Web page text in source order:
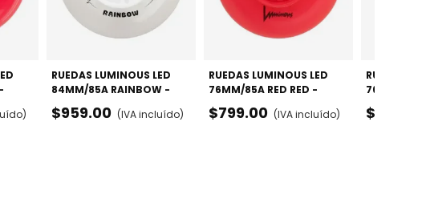
RUEDAS LUMINOUS LED
84MM/85A RAINBOW -
PACK X4
$959.00 (IVA incluído)
RUEDAS LUMINOUS LED
76MM/85A RED RED -
PACK X4
$799.00 (IVA incluído)
RUEDAS
76MM/85A
PACK X4
$799.00